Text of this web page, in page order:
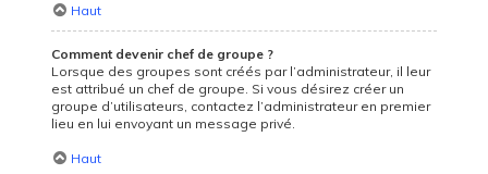
Haut
Comment devenir chef de groupe ?
Lorsque des groupes sont créés par l’administrateur, il leur
est attribué un chef de groupe. Si vous désirez créer un
groupe d’utilisateurs, contactez l’administrateur en premier
lieu en lui envoyant un message privé.
Haut